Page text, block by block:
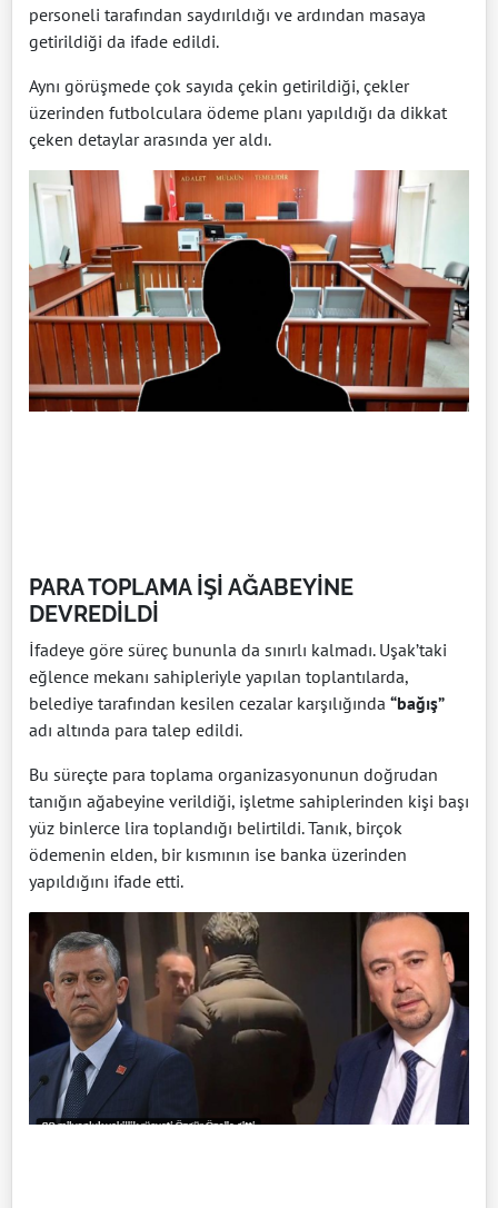
personeli tarafından saydırıldığı ve ardından masaya
getirildiği da ifade edildi.
Aynı görüşmede çok sayıda çekin getirildiği, çekler
üzerinden futbolculara ödeme planı yapıldığı da dikkat
çeken detaylar arasında yer aldı.
PARA TOPLAMA İŞİ AĞABEYİNE
DEVREDİLDİ
İfadeye göre süreç bununla da sınırlı kalmadı. Uşak’taki
eğlence mekanı sahipleriyle yapılan toplantılarda,
belediye tarafından kesilen cezalar karşılığında “bağış”
adı altında para talep edildi.
Bu süreçte para toplama organizasyonunun doğrudan
tanığın ağabeyine verildiği, işletme sahiplerinden kişi başı
yüz binlerce lira toplandığı belirtildi. Tanık, birçok
ödemenin elden, bir kısmının ise banka üzerinden
yapıldığını ifade etti.